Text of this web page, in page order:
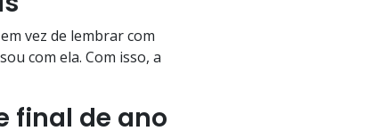
vez de lembrar com
com ela. Com isso, a
final de ano